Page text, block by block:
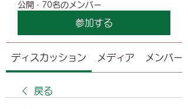
公開 · 70名のメンバー
参加する
ディスカッション メディア メンバー
戻る